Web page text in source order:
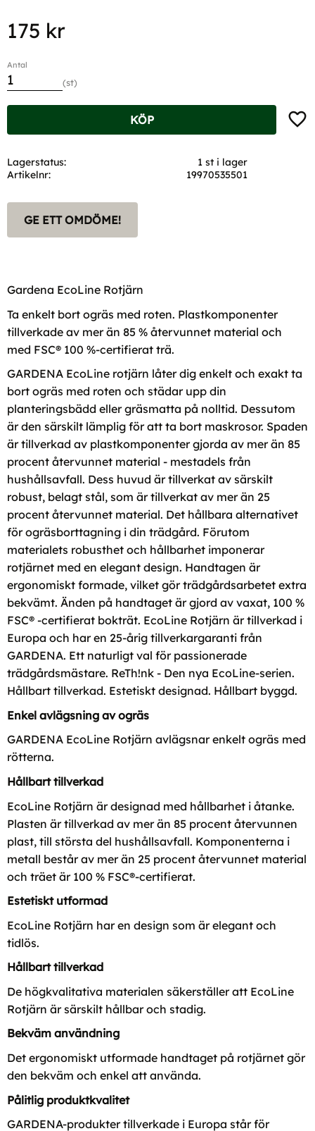
175 kr
Antal
st
KÖP
Lagerstatus
1 st i lager
Artikelnr
19970535501
GE ETT OMDÖME!
Gardena EcoLine Rotjärn
Ta enkelt bort ogräs med roten. Plastkomponenter
tillverkade av mer än 85 % återvunnet material och
med FSC® 100 %-certifierat trä.
GARDENA EcoLine rotjärn låter dig enkelt och exakt ta
bort ogräs med roten och städar upp din
planteringsbädd eller gräsmatta på nolltid. Dessutom
är den särskilt lämplig för att ta bort maskrosor. Spaden
är tillverkad av plastkomponenter gjorda av mer än 85
procent återvunnet material - mestadels från
hushållsavfall. Dess huvud är tillverkat av särskilt
robust, belagt stål, som är tillverkat av mer än 25
procent återvunnet material. Det hållbara alternativet
för ogräsborttagning i din trädgård. Förutom
materialets robusthet och hållbarhet imponerar
rotjärnet med en elegant design. Handtagen är
ergonomiskt formade, vilket gör trädgårdsarbetet extra
bekvämt. Änden på handtaget är gjord av vaxat, 100 %
FSC® -certifierat bokträt. EcoLine Rotjärn är tillverkad i
Europa och har en 25-årig tillverkargaranti från
GARDENA. Ett naturligt val för passionerade
trädgårdsmästare. ReTh!nk - Den nya EcoLine-serien.
Hållbart tillverkad. Estetiskt designad. Hållbart byggd.
Enkel avlägsning av ogräs
GARDENA EcoLine Rotjärn avlägsnar enkelt ogräs med
rötterna.
Hållbart tillverkad
EcoLine Rotjärn är designad med hållbarhet i åtanke.
Plasten är tillverkad av mer än 85 procent återvunnen
plast, till största del hushållsavfall. Komponenterna i
metall består av mer än 25 procent återvunnet material
och träet är 100 % FSC®-certifierat.
Estetiskt utformad
EcoLine Rotjärn har en design som är elegant och
tidlös.
Hållbart tillverkad
De högkvalitativa materialen säkerställer att EcoLine
Rotjärn är särskilt hållbar och stadig.
Bekväm användning
Det ergonomiskt utformade handtaget på rotjärnet gör
den bekväm och enkel att använda.
Pålitlig produktkvalitet
GARDENA-produkter tillverkade i Europa står för